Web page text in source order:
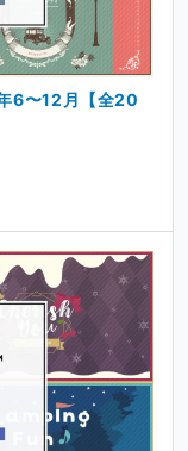
6〜12月【全20